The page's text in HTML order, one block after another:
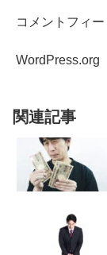
コメントフィー
WordPress.org
関連記事